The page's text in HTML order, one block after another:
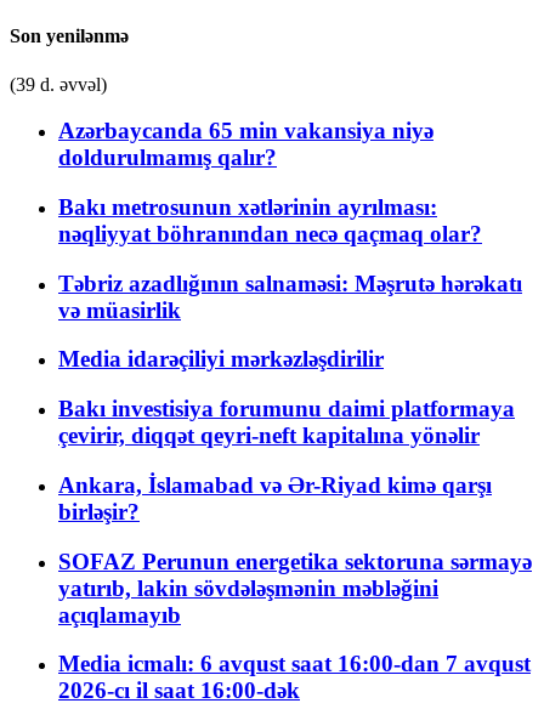
Son yenilənmə
(39 d. əvvəl)
Azərbaycanda 65 min vakansiya niyə
doldurulmamış qalır?
Bakı metrosunun xətlərinin ayrılması:
nəqliyyat böhranından necə qaçmaq olar?
Təbriz azadlığının salnaməsi: Məşrutə hərəkatı
və müasirlik
Media idarəçiliyi mərkəzləşdirilir
Bakı investisiya forumunu daimi platformaya
çevirir, diqqət qeyri-neft kapitalına yönəlir
Ankara, İslamabad və Ər-Riyad kimə qarşı
birləşir?
SOFAZ Perunun energetika sektoruna sərmayə
yatırıb, lakin sövdələşmənin məbləğini
açıqlamayıb
Media icmalı: 6 avqust saat 16:00-dan 7 avqust
2026-cı il saat 16:00-dək